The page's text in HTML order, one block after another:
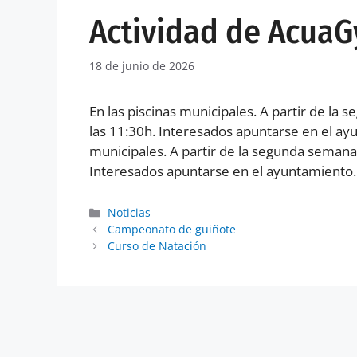
Actividad de
18 de junio de 2026
En las piscinas municipales. A partir de la
las 11:30h. Interesados apuntarse en el
municipales. A partir de la segunda
Interesados apuntarse en el ayuntamiento.
Noticias
Campeonato de guiñote
Curso de Natación